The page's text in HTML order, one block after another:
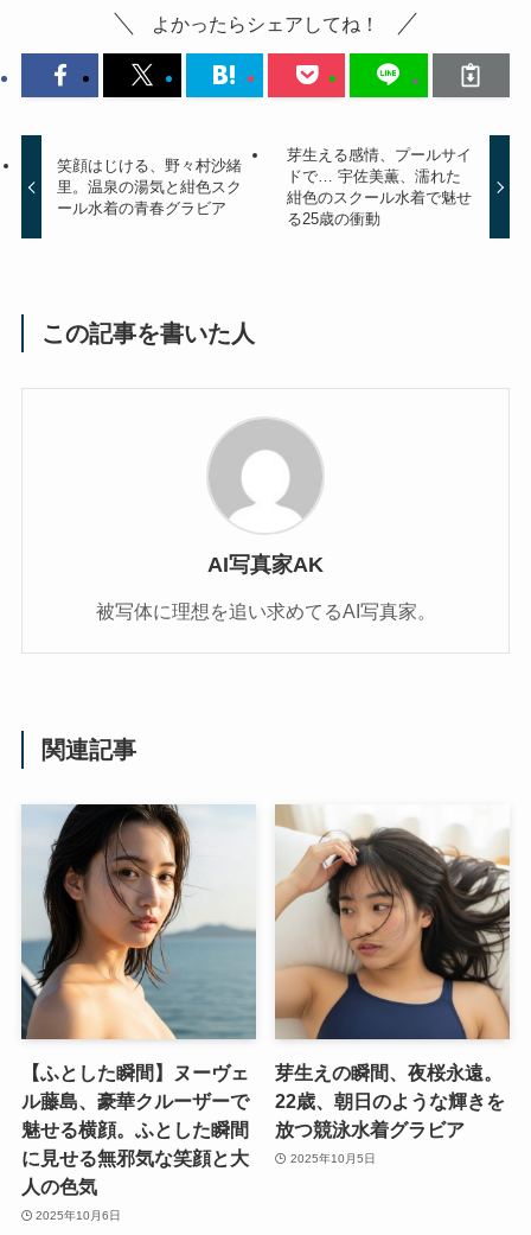
よかったらシェアしてね！
笑顔はじける、野々村沙緒
里。温泉の湯気と紺色スク
ール水着の青春グラビア
芽生える感情、プールサイ
ドで… 宇佐美薫、濡れた
紺色のスクール水着で魅せ
る25歳の衝動
この記事を書いた人
AI写真家AK
被写体に理想を追い求めてるAI写真家。
関連記事
【ふとした瞬間】ヌーヴェ
ル藤島、豪華クルーザーで
魅せる横顔。ふとした瞬間
に見せる無邪気な笑顔と大
人の色気
2025年10月6日
芽生えの瞬間、夜桜永遠。
22歳、朝日のような輝きを
放つ競泳水着グラビア
2025年10月5日